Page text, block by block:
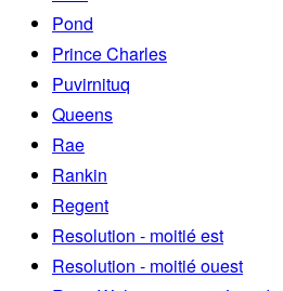
Pond
Prince Charles
Puvirnituq
Queens
Rae
Rankin
Regent
Resolution - moitié est
Resolution - moitié ouest